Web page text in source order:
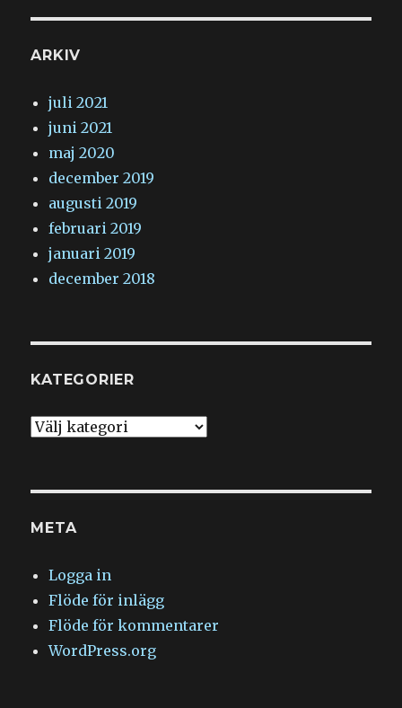
ARKIV
juli 2021
juni 2021
maj 2020
december 2019
augusti 2019
februari 2019
januari 2019
december 2018
KATEGORIER
Kategorier
META
Logga in
Flöde för inlägg
Flöde för kommentarer
WordPress.org